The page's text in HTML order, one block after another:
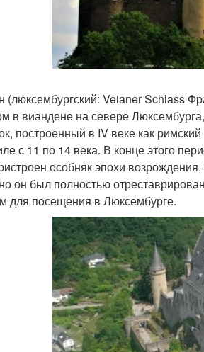
(люксембургский: Veianer Schlass
в виандене на севере
построенный в IV веке как
с 11 по 14 века. В конце этого
особняк эпохи
он был полностью
для посещения в Люксембурге.